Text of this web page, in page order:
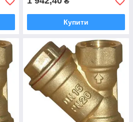
Купити